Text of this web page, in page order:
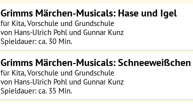
Grimms Märchen-Musicals: Hase und Igel
für Kita, Vorschule und Grundschule
von Hans-Ulrich Pohl und Gunnar Kunz
Spieldauer: ca. 30 Min.
Grimms Märchen-Musicals:
für Kita, Vorschule und Grundschule
von Hans-Ulrich Pohl und Gunnar Kunz
Spieldauer: ca. 35 Min.